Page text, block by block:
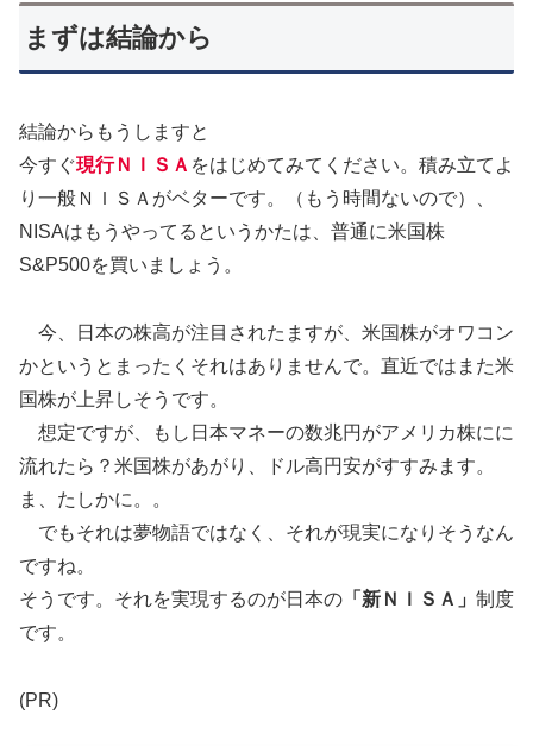
まずは結論から
結論からもうしますと
今すぐ現行ＮＩＳＡ をはじめてみてください。積み立てよ
り一般ＮＩＳＡがベターです。（もう時間ないので）、
NISAはもうやってるというかたは、普通に米国株
S&P500を買いましょう。
今、日本の株高が注目されたますが、米国株がオワコン
かというとまったくそれはありませんで。直近ではまた米
国株が上昇しそうです。
想定ですが、もし日本マネーの数兆円がアメリカ株にに
流れたら？米国株があがり、ドル高円安がすすみます。
ま、たしかに。。
でもそれは夢物語ではなく、それが現実になりそうなん
ですね。
そうです。それを実現するのが日本の 「新ＮＩＳＡ」 制度
です。
(PR)